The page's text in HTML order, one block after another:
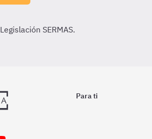
Legislación SERMAS.
Para ti